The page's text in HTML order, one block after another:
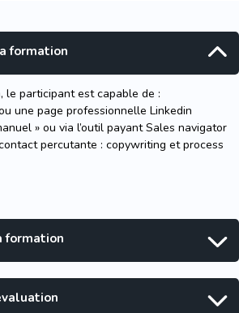
formation
le participant est capable de :
une page professionnelle Linkedin
» ou via l’outil payant Sales navigator
percutante : copywriting et process
formation